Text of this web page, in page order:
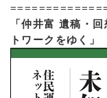
「仲井富 遺稿・
トワークをゆく」